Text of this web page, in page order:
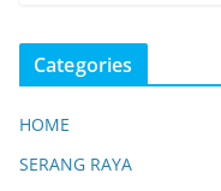
Categories
HOME
SERANG RAYA